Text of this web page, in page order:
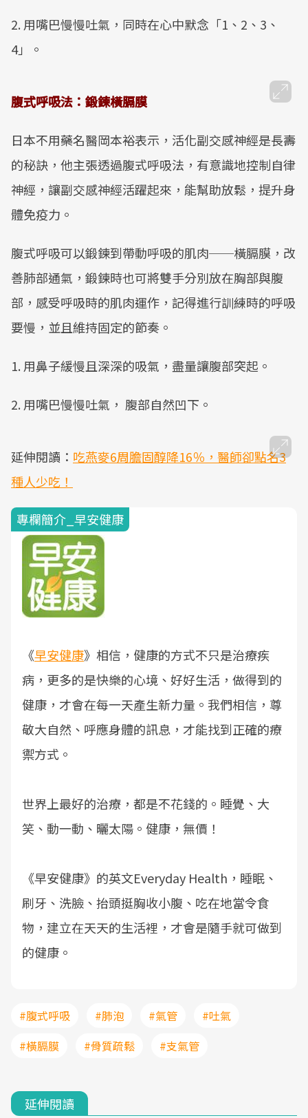
2. 用嘴巴慢慢吐氣，同時在心中默念「1、2、3、
4」。
腹式呼吸法：鍛鍊橫膈膜
日本不用藥名醫岡本裕表示，活化副交感神經是長壽
的秘訣，他主張透過腹式呼吸法，有意識地控制自律
神經，讓副交感神經活躍起來，能幫助放鬆，提升身
體免疫力。
腹式呼吸可以鍛鍊到帶動呼吸的肌肉──橫膈膜，改
善肺部通氣，鍛鍊時也可將雙手分別放在胸部與腹
部，感受呼吸時的肌肉運作，記得進行訓練時的呼吸
要慢，並且維持固定的節奏。
1. 用鼻子緩慢且深深的吸氣，盡量讓腹部突起。
2. 用嘴巴慢慢吐氣， 腹部自然凹下。
延伸閱讀： 吃燕麥6周膽固醇降16％，醫師卻點名3
種人少吃！
專欄簡介_早安健康
《早安健康》相信，健康的方式不只是治療疾
病，更多的是快樂的心境、好好生活，做得到的
健康，才會在每一天產生新力量。我們相信，尊
敬大自然、呼應身體的訊息，才能找到正確的療
禦方式。
世界上最好的治療，都是不花錢的。睡覺、大
笑、動一動、曬太陽。健康，無價！
《早安健康》的英文Everyday Health，睡眠、
刷牙、洗臉、抬頭挺胸收小腹、吃在地當令食
物，建立在天天的生活裡，才會是隨手就可做到
的健康。
#腹式呼吸 #肺泡 #氣管
#吐氣
#橫膈膜
#骨質疏鬆 #支氣管
延伸閱讀